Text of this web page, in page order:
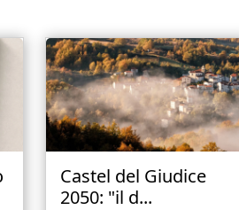
Castel del Giudice
2050: "il d...